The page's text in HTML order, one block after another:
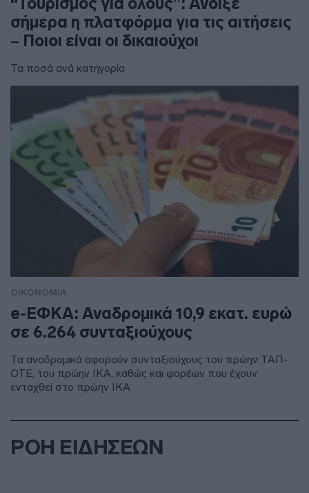
σήμερα η πλατφόρμα για τις αιτήσεις
– Ποιοι είναι οι δικαιούχοι
Τα ποσά ανά κατηγορία
ΟΙΚΟΝΟΜΙΑ
e-ΕΦΚΑ: Αναδρομικά 10,9 εκατ. ευρώ
σε 6.264 συνταξιούχους
Τα αναδρομικά αφορούν συνταξιούχους του πρώην ΤΑΠ-
ΟΤΕ, του πρώην ΙΚΑ, καθώς και φορέων που έχουν
ενταχθεί στο πρώην ΙΚΑ
ΡΟΗ ΕΙΔΗΣΕΩΝ